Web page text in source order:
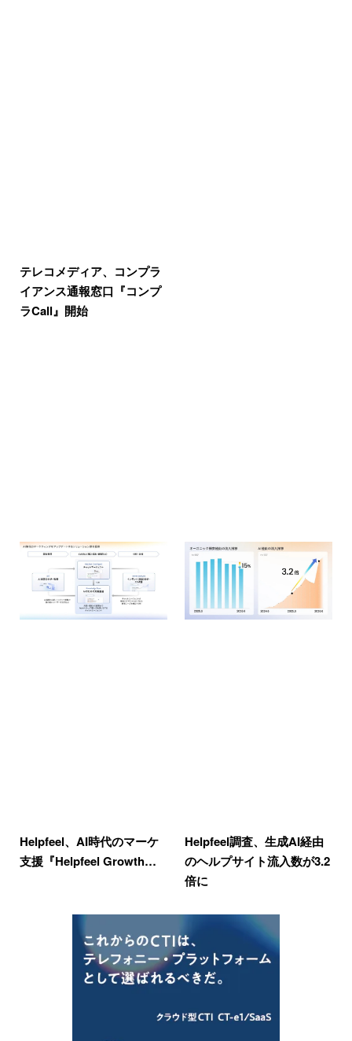
テレコメディア、コンプラ
イアンス通報窓口『コンプ
ラCall』開始
Helpfeel、AI時代のマーケ
支援『Helpfeel Growth…
Helpfeel調査、生成AI経由
のヘルプサイト流入数が3.2
倍に